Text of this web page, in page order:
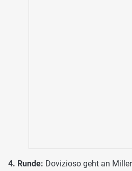
4. Runde: Dovizioso geht an